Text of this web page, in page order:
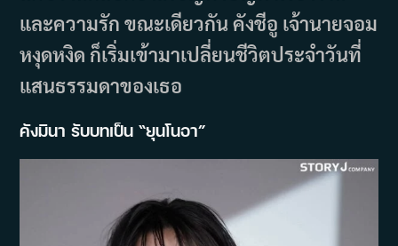
และความรัก ขณะเดียวกัน คังชีอู เจ้านายจอม
หงุดหงิด ก็เริ่มเข้ามาเปลี่ยนชีวิตประจำวันที่
แสนธรรมดาของเธอ
คังมินา รับบทเป็น “ยุนโนอา”